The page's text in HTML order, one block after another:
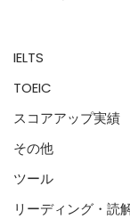
IELTS
TOEIC
スコアアップ実績
その他
ツール
リーディング・読